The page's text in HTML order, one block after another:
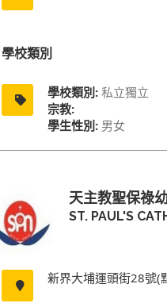
學校類別
學校類別: 私立獨立
宗教:
學生性別: 男女
天主教聖保祿
ST. PAUL'S
新界大埔運頭街28號(